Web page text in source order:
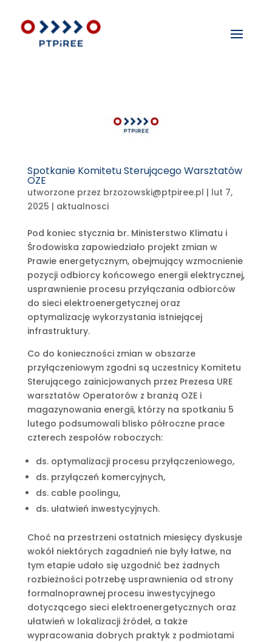
Spotkanie Komitetu Sterującego Warsztatów
OZE
utworzone przez brzozowski@ptpiree.pl | lut 7,
2025 | aktualnosci
Pod koniec stycznia br. Ministerstwo Klimatu i
Środowiska zapowiedziało projekt zmian w
Prawie energetycznym, obejmujący wzmocnienie
pozycji odbiorcy końcowego energii elektrycznej,
usprawnienie procesu przyłączania odbiorców
do sieci elektroenergetycznej oraz
optymalizację wykorzystania istniejącej
infrastruktury.
Co do konieczności zmian w obszarze
przyłączeniowym zgodni są uczestnicy Komitetu
Sterującego zainicjowanych przez Prezesa URE
warsztatów Operatorów z branżą OZE i
magazynowania energii, którzy na spotkaniu 5
lutego podsumowali blisko półroczne prace
czterech zespołów roboczych:
ds. optymalizacji procesu przyłączeniowego,
ds. przyłączeń komercyjnych,
ds. cable poolingu,
ds. ułatwień inwestycyjnych.
Choć na przestrzeni ostatnich miesięcy dyskusje
wokół niektórych zagadnień nie były łatwe, na
tym etapie udało się uzgodnić bez żadnych
rozbieżności potrzebę usprawnienia od strony
formalnoprawnej procesu inwestycyjnego
dotyczącego sieci elektroenergetycznych oraz
ułatwień w lokalizacji źródeł, a także
wypracowania dobrych praktyk z podmiotami